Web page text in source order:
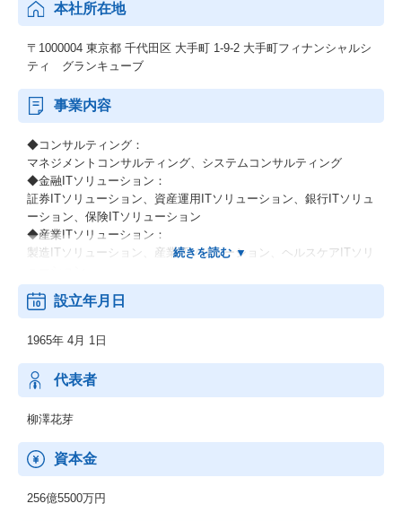
本社所在地
〒1000004 東京都 千代田区 大手町 1-9-2 大手町フィナンシャルシ
ティ グランキューブ
事業内容
◆コンサルティング：
マネジメントコンサルティング、システムコンサルティング
◆金融ITソリューション：
証券ITソリューション、資産運用ITソリューション、銀行ITソリュ
ーション、保険ITソリューション
◆産業ITソリューション：
製造ITソリューション、産業ITソリューション、ヘルスケアITソリ
◆IT基盤サービス：
基盤ITソリューション、システム運用ソリューション、先端技術
（デジタルワークプレイス）
設立年月日
1965年 4月 1日
代表者
柳澤花芽
資本金
256億5500万円